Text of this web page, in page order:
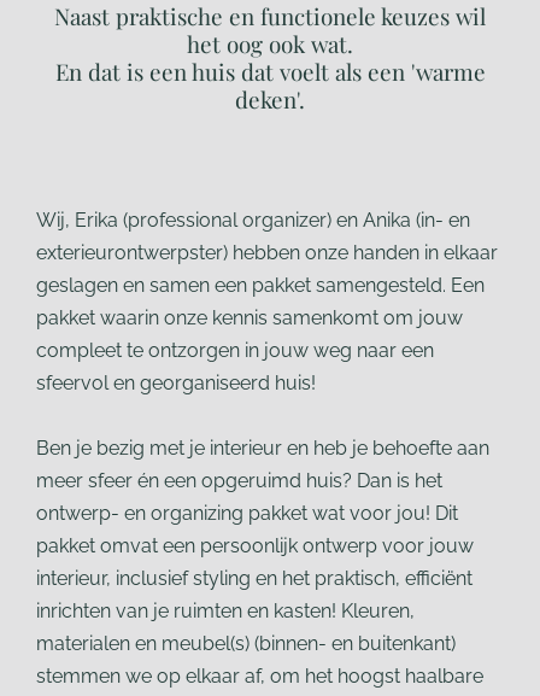
Naast praktische en functionele keuzes wil
het oog ook wat.
En dat is een huis dat voelt als een 'warme
deken'.
Wij, Erika (professional organizer) en Anika (in- en
exterieurontwerpster) hebben onze handen in elkaar
geslagen en samen een pakket samengesteld. Een
pakket waarin onze kennis samenkomt om jouw
compleet te ontzorgen in jouw weg naar een
sfeervol en georganiseerd huis!
Ben je bezig met je interieur en heb je behoefte aan
meer sfeer én een opgeruimd huis? Dan is het
ontwerp- en organizing pakket wat voor jou! Dit
pakket omvat een persoonlijk ontwerp voor jouw
interieur, inclusiefstyling en het praktisch, efficiënt
inrichten van je ruimten en kasten! Kleuren,
materialen en meubel(s) (binnen- en buitenkant)
stemmen we op elkaar af, om het hoogst haalbare